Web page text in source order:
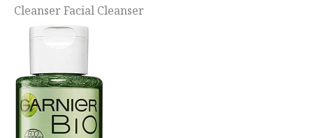
Cleanser Facial Cleanser